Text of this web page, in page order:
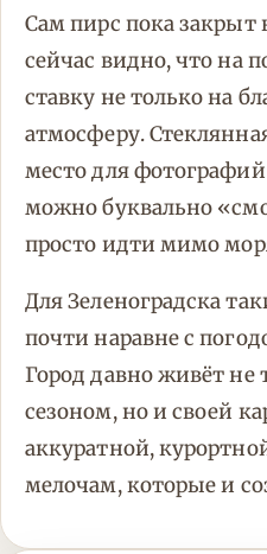
Сам пирс пока закрыт
сейчас видно, что на
ставку не только на
атмосферу.
место для фотографий
можно буквально
просто идти мимо
Для Зеленоградска
почти наравне с
Город давно живёт
сезоном, но и своей
аккуратной,
мелочам, которые и